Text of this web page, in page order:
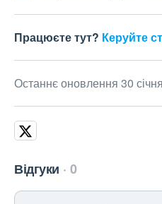
Працюєте тут? Керуйте
Останнє оновлення 30
Відгуки 0